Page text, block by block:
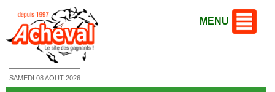
SAMEDI 08 AOUT 2026
MENU